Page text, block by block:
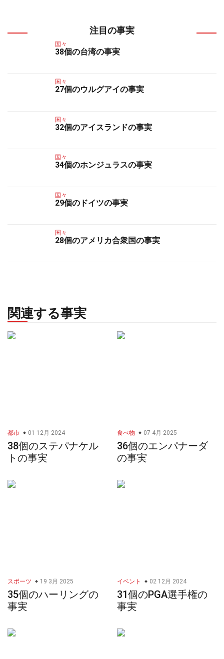
注目の事実
国々
38個の台湾の事実
国々
27個のウルグアイの事実
国々
32個のアイスランドの事実
国々
34個のホンジュラスの事実
国々
29個のドイツの事実
国々
28個のアメリカ合衆国の事実
関連する事実
都市 01 12月 2024
38個のステパナケル
トの事実
食べ物 07 4月 2025
36個のエンパナーダ
の事実
スポーツ 19 3月 2025
35個のハーリングの
事実
イベント 02 12月 2024
31個のPGA選手権の
事実